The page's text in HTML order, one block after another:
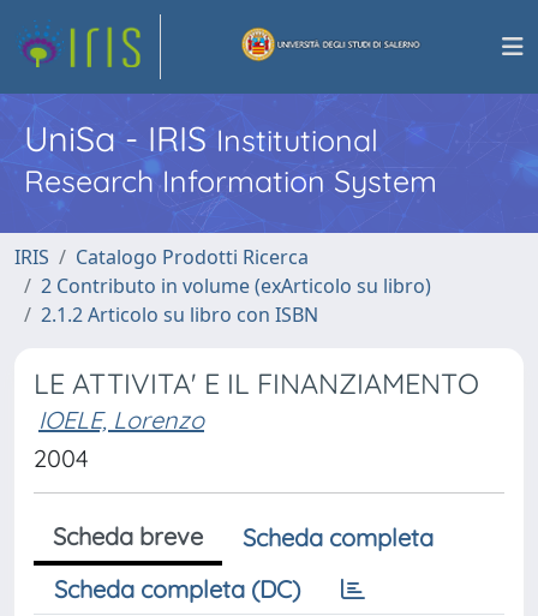
UniSa - IRISInstitutional
Research Information System
IRIS
Catalogo Prodotti Ricerca
2 Contributo in volume (exArticolo su libro)
2.1.2 Articolo su libro con ISBN
LE ATTIVITA' E IL FINANZIAMENTO
IOELE, Lorenzo
2004
Scheda breve
Scheda completa
Scheda completa (DC)